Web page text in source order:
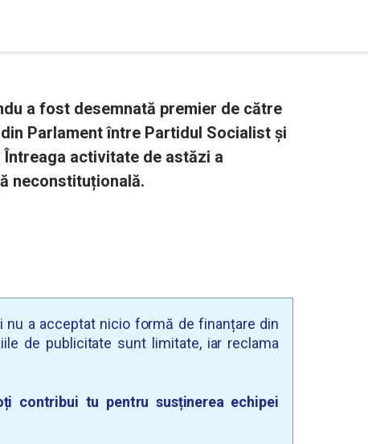
a fost desemnată premier de către
Parlament între Partidul Socialist și
activitate de astăzi a
neconstituțională.
nu a acceptat nicio formă de finanțare din
de publicitate sunt limitate, iar reclama
contribui tu pentru susținerea echipei